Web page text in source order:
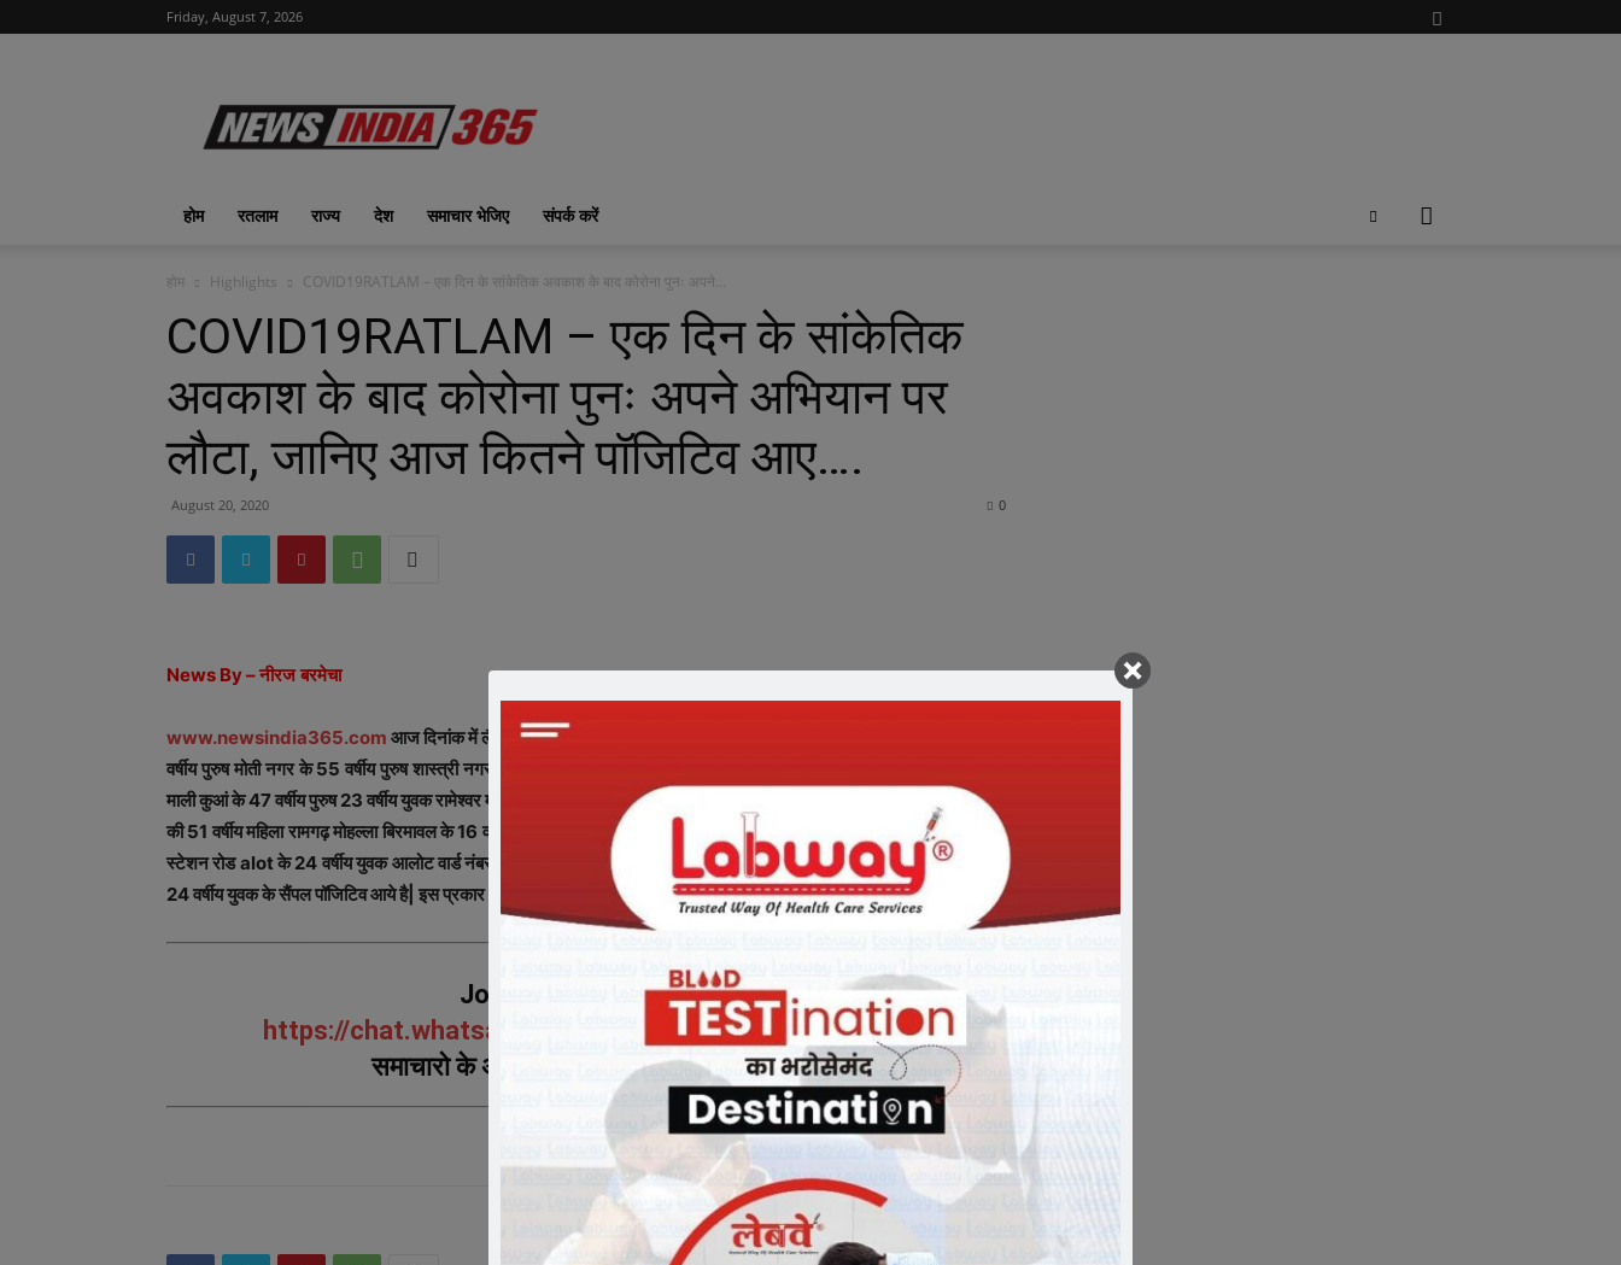
Friday, August 7, 2026
India
365
|
का
फीवर
होम रतलाम राज्य देश समाचार भेजिए संपर्क करें
होम Highlights COVID19RATLAM – एक दिन के सांकेतिक अवकाश के बाद कोरोना पुनः अपने...
COVID19RATLAM – एक दिन के सांकेतिक
अवकाश के बाद कोरोना पुनः अपने अभियान पर
लौटा, जानिए आज कितने पॉजिटिव आए….
August 20, 2020 0
News By –नीरज बरमेचा
www.newsindia365.comआज दिनांक में लैब रिपोर्ट रतलाम के सत्या जी बाजार की 63 वर्षीय महिला dhabaijiजी के वास के 50
वर्षीय पुरुष मोती नगर के 55 वर्षीय पुरुष शास्त्री नगर के 62 वर्षीय पुरुष जवाहर नगर के 61 वर्षीय पुरुष दीनदयाल नगर के 47 वर्षीय पुरुष
माली कुआं के 47 वर्षीय पुरुष 23 वर्षीय युवक रामेश्वर मंदिर जावरा रतलाम के 75 वर्षीय पुरुष सुयोग परिसर की 60 वर्षीय महिला बायडी शिवगढ़
की 51 वर्षीय महिला रामगढ़ मोहल्ला बिरमावल के 16 वर्षीय बालक जावरा के मलवासी पूरा की 49 वर्षीय महिला रेलवे स्टेशन के 28 वर्षीय पुरुष
स्टेशन रोड alot के 24 वर्षीय युवक आलोट वार्ड नंबर 13 के 24 वर्षीय युवक रेलवे स्टेशन आलोट के 24 वर्षीय युवक ग्राम बरखेड़ा कला के
24 वर्षीय युवक के सैंपल पॉजिटिव आये है| इस प्रकार आज कुल जिले में आये पॉजिटिव सैंपल की संख्या 18 है|
Join us On WhatsApp
https://chat.whatsapp.com/EzXsiZjYxJxBLBz4cca8Rq
समाचारो के अपडेट के लिए ग्रुप को ज्वाइन करे|